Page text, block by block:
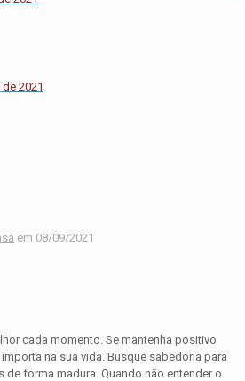
2021
em 08/09/2021
cada momento. Se mantenha positivo
na sua vida. Busque sabedoria para
de forma madura. Quando não entender o